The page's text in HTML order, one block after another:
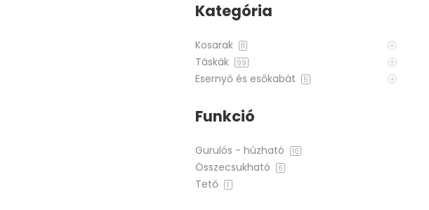
Kategória
Kosarak 11
Táskák 99
Esernyő és esőkabát 5
Funkció
Gurulós - húzható 10
Összecsukható 6
Tető 1